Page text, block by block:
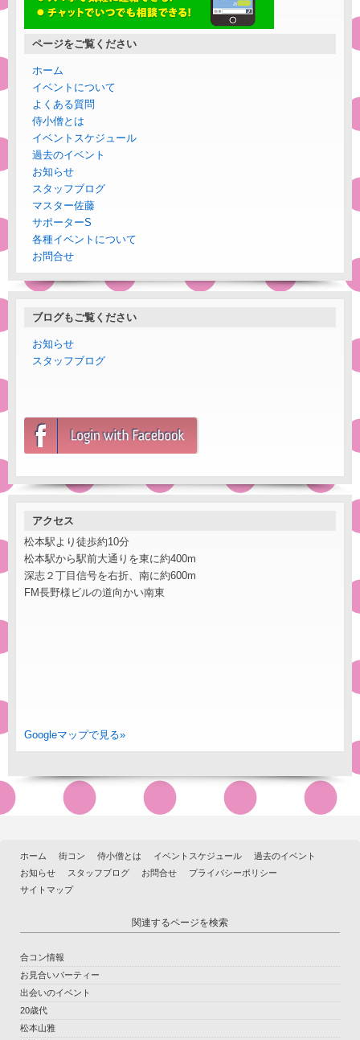
ページをご覧ください
ホーム
イベントについて
よくある質問
侍小僧とは
イベントスケジュール
過去のイベント
お知らせ
スタッフブログ
マスター佐藤
サポーターS
各種イベントについて
お問合せ
ブログもご覧ください
お知らせ
スタッフブログ
アクセス
松本駅より徒歩約10分
松本駅から駅前大通りを東に約400m
深志２丁目信号を右折、南に約600m
FM長野様ビルの道向かい南東
Googleマップで見る»
ホーム 街コン 侍小僧とは イベントスケジュール
過去のイベント
お知らせ
スタッフブログ お問合せ
プライバシーポリシー
サイトマップ
関連するページを検索
合コン情報
お見合いパーティー
出会いのイベント
20歳代
松本山雅